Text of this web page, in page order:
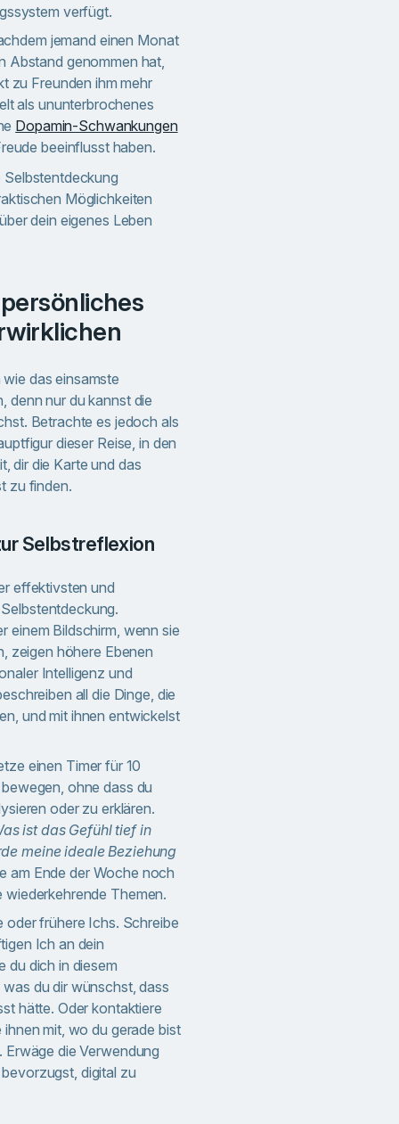
verfügt.
jemand einen Monat
Abstand genommen hat,
zu Freunden ihm mehr
als ununterbrochenes
Dopamin-Schwankungen
beeinflusst haben.
Möglichkeiten
dein eigenes Leben
das einsamste
denn nur du kannst die
Betrachte es jedoch als
dieser Reise, in den
dir die Karte und das
zu finden.
Selbstreflexion
effektivsten und
einem Bildschirm, wenn sie
zeigen höhere Ebenen
Intelligenz und
all die Dinge, die
und mit ihnen entwickelst
einen Timer für 10
ohne dass du
oder zu erklären.
ist das Gefühl tief in
meine ideale Beziehung
am Ende der Woche noch
wiederkehrende Themen.
frühere Ichs. Schreibe
Ich an dein
du dich in diesem
du dir wünschst, dass
hätte. Oder kontaktiere
mit, wo du gerade bist
die Verwendung
digital zu